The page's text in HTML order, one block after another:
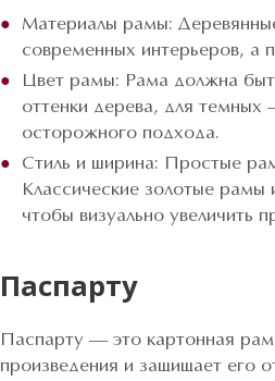
Материалы рамы:
современных интерьеров, а
Цвет рамы: Рама должна
оттенки дерева, для
осторожного подхода.
Стиль и ширина: Простые
Классические золотые
чтобы визуально увеличить
Паспарту
Паспарту — это картонная
произведения и защищает его